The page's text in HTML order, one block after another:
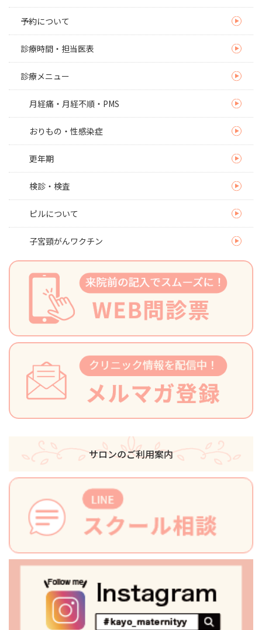
予約について
診療時間・担当医表
診療メニュー
月経痛・月経不順・PMS
おりもの・性感染症
更年期
検診・検査
ピルについて
子宮頸がんワクチン
サロンのご利用案内